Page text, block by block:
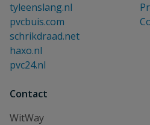
tyleenslang.nl
pvcbuis.com
schrikdraad.net
haxo.nl
pvc24.nl
Contact
WitWay